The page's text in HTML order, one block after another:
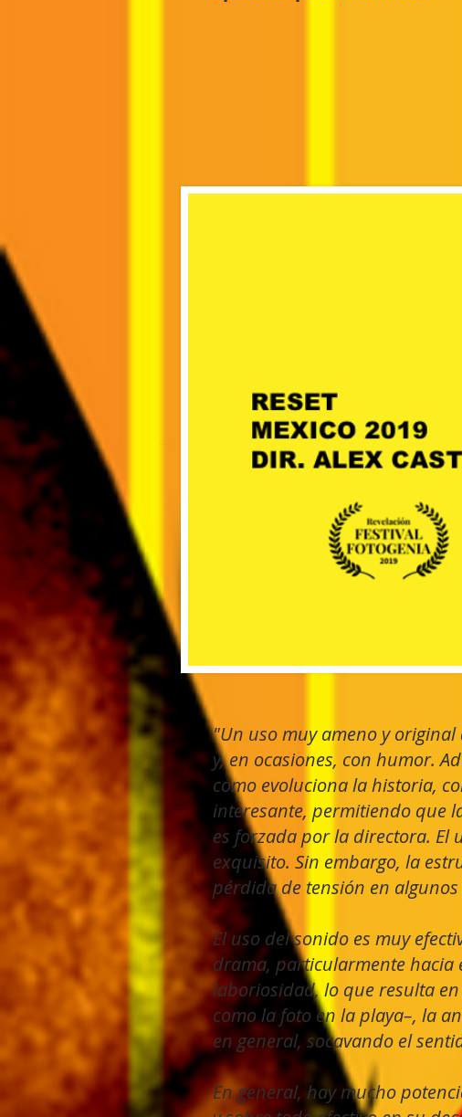
"Un uso muy ameno y
y, en ocasiones, con humor.
cómo evoluciona la historia,
interesante, permitiendo que
es forzada por la directora. El
exquisito. Sin embargo, la
pérdida de tensión en
El uso del sonido es muy
drama, particularmente hacia
laboriosidad, lo que resulta
como la foto en la playa–, la
en general, socavando el
En general, hay mucho